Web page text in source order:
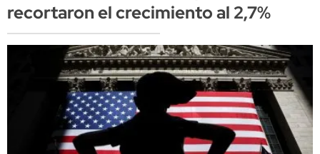
recortaron el crecimiento al 2,7%